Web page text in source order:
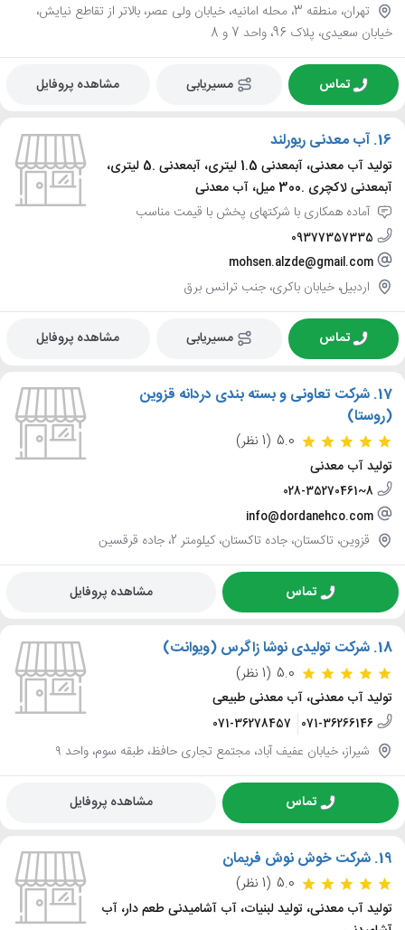
تهران، منطقه 3، محله امانیه، خیابان ولی عصر، بالاتر از تقاطع نیایش،
خیابان سعیدی، پلاک 96، واحد 7 و 8
تماس مسیریابی مشاهده پروفایل
16. آب معدنی ریورلند
تولید آب معدنی، آبمعدنی 1.5 لیتری، آبمعدنی .5 لیتری،
آبمعدنی لاکچری .300 میل، آب معدنی
آماده همکاری با شرکتهای پخش با قیمت مناسب
09377357335
mohsen.alzde@gmail.com
اردبیل، خیابان باکری، جنب ترانس برق
تماس مسیریابی مشاهده پروفایل
17. شرکت تعاونی و بسته بندی دردانه قزوین
(روستا)
5.0 (1 نظر)
تولید آب معدنی
028-35270461~8
info@dordanehco.com
قزوین، تاکستان، جاده تاکستان، کیلومتر 2، جاده قرقسین
تماس مشاهده پروفایل
18. شرکت تولیدی نوشا زاگرس (ویوانت)
5.0 (1 نظر)
تولید آب معدنی، آب معدنی طبیعی
071-36266146
071-36278457
شیراز، خیابان عفیف آباد، مجتمع تجاری حافظ، طبقه سوم، واحد ۹
تماس مشاهده پروفایل
19. شرکت خوش نوش فریمان
5.0 (1 نظر)
تولید آب معدنی، تولید لبنیات، آب آشامیدنی طعم دار، آب